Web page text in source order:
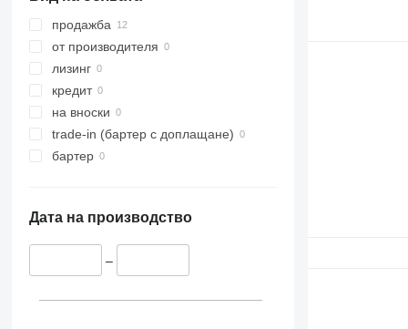
продажба
от производителя
лизинг
кредит
на вноски
trade-in (бартер с доплащане)
бартер
Дата на производство
–